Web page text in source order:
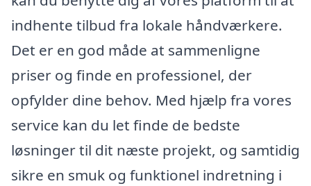
indhente tilbud fra lokale håndværkere.
Det er en god måde at sammenligne
priser og finde en professionel, der
opfylder dine behov. Med hjælp fra vores
service kan du let finde de bedste
løsninger til dit næste projekt, og samtidig
sikre en smuk og funktionel indretning i